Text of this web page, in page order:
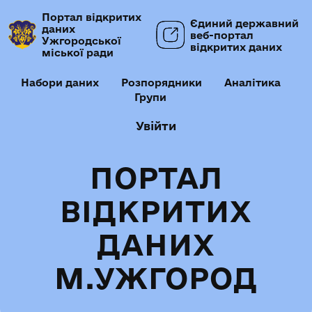
Портал відкритих
даних
Ужгородської
міської ради
Єдиний державний
веб-портал
відкритих даних
Набори даних Розпорядники
Аналітика
Групи
Увійти
ПОРТАЛ
ВІДКРИТИХ
ДАНИХ
М.УЖГОРОД